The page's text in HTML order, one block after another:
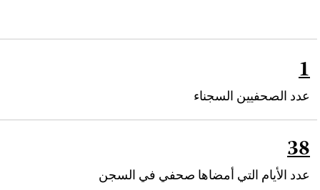
1
عدد الصحفيين السجناء
38
عدد الأيام التي أمضاها صحفي في السجن